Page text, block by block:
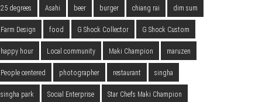
25 degrees Asahi beer burger chiang rai dim sum
Farm Design food G Shock Collector G Shock Custom
happy hour Local community Maki Champion maruzen
People centered photographer restaurant singha
singha park Social Enterprise Star Chefs Maki Champion